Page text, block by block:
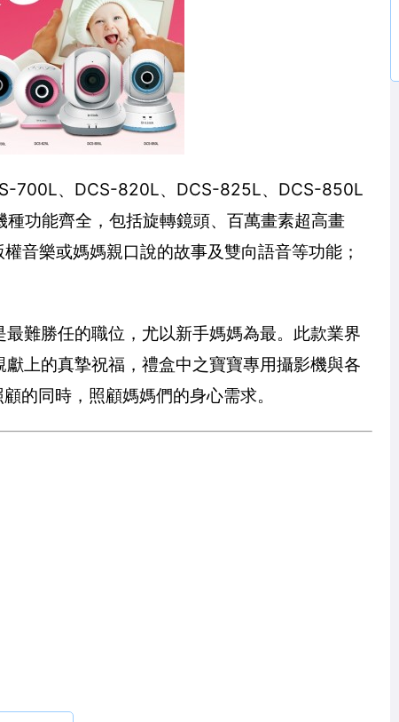
700L、DCS-820L、DCS-825L、DCS-850L
功能齊全，包括旋轉鏡頭、百萬畫素超高畫
音樂或媽媽親口說的故事及雙向語音等功能；
難勝任的職位，尤以新手媽媽為最。此款業界
上的真摯祝福，禮盒中之寶寶專用攝影機與各
的同時，照顧媽媽們的身心需求。